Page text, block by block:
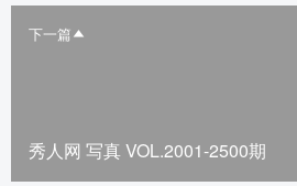
下一篇
秀人网 写真 VOL.2001-2500期